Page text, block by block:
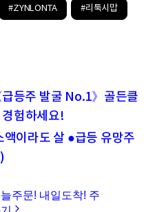
#ZYNLONTA #리툭시맙
등주 발굴 No.1》골든클
험하세요!
이라도 살 ●급등 유망주